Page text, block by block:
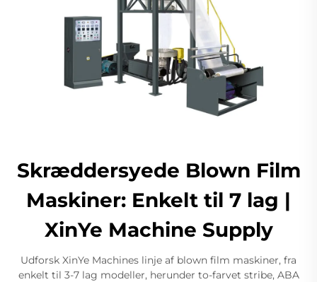
Skræddersyede Blown Film
Maskiner: Enkelt til 7 lag |
XinYe Machine Supply
Udforsk XinYe Machines linje af blown film maskiner, fra
enkelt til 3-7 lag modeller, herunder to-farvet stribe, ABA